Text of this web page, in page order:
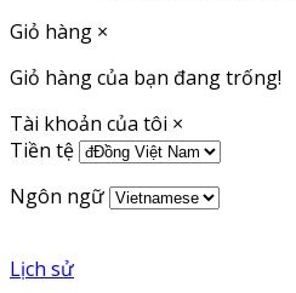
Giỏ hàng ×
Giỏ hàng của bạn đang trống!
Tài khoản của tôi ×
Tiền tệ
Ngôn ngữ
Lịch sử